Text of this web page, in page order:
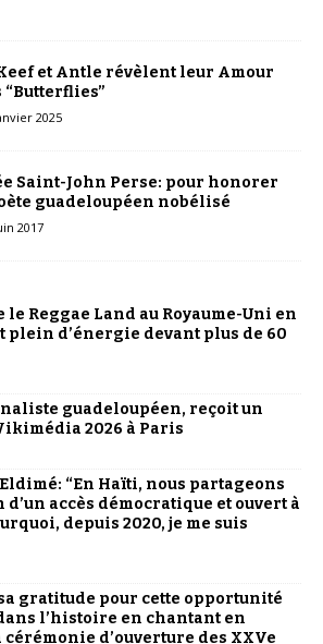
et Antle révèlent leur Amour
“Butterflies”
2025
Saint-John Perse: pour honorer
guadeloupéen nobélisé
2017
le Reggae Land au Royaume-Uni en
plein d’énergie devant plus de 60
guadeloupéen, reçoit un
2026 à Paris
“En Haïti, nous partageons
d’un accès démocratique et ouvert à
depuis 2020, je me suis
gratitude pour cette opportunité
l’histoire en chantant en
d’ouverture des XXVe